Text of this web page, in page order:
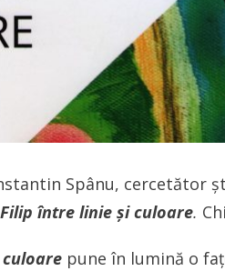
Spânu, cercetător
între linie și culoare.
pune în lumină o